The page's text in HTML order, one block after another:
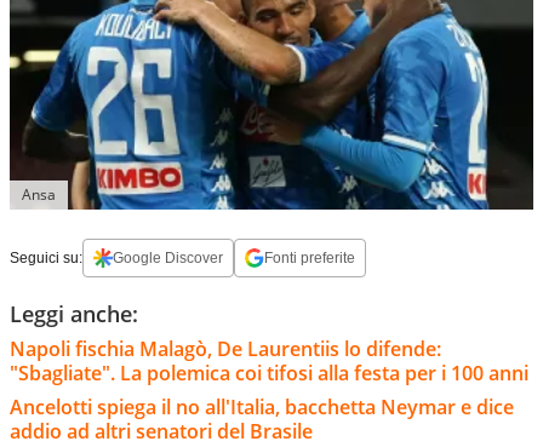
Ansa
Seguici su: Google Discover Fonti preferite
Leggi anche:
Napoli fischia Malagò, De Laurentiis lo difende:
"Sbagliate". La polemica coi tifosi alla festa per i 100 anni
Ancelotti spiega il no all'Italia, bacchetta Neymar e dice
addio ad altri senatori del Brasile